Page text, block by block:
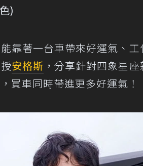
)
靠著一台車帶來好運氣、
安格斯 ，分享針對四象星
買車同時帶進更多好運氣！